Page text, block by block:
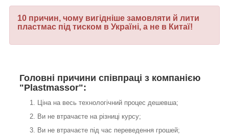
10 причин, чому вигідніше замовляти й лити
пластмас під тиском в Україні, а не в Китаї!
Головні причини співпраці з компанією
"Plastmassor":
Ціна на весь технологічний процес дешевша;
Ви не втрачаєте на різниці курсу;
Ви не втрачаєте під час переведення грошей;